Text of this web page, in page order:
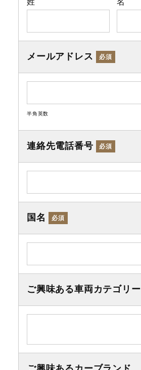
メールアドレス 必須
半角英数
連絡先電話番号 必須
国名 必須
ご興味ある車両カテゴリー